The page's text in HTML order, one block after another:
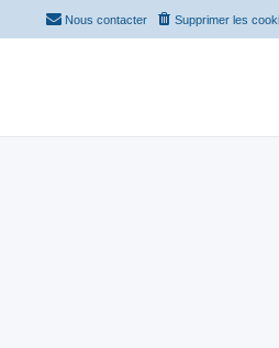
Supprimer les
Nous contacter